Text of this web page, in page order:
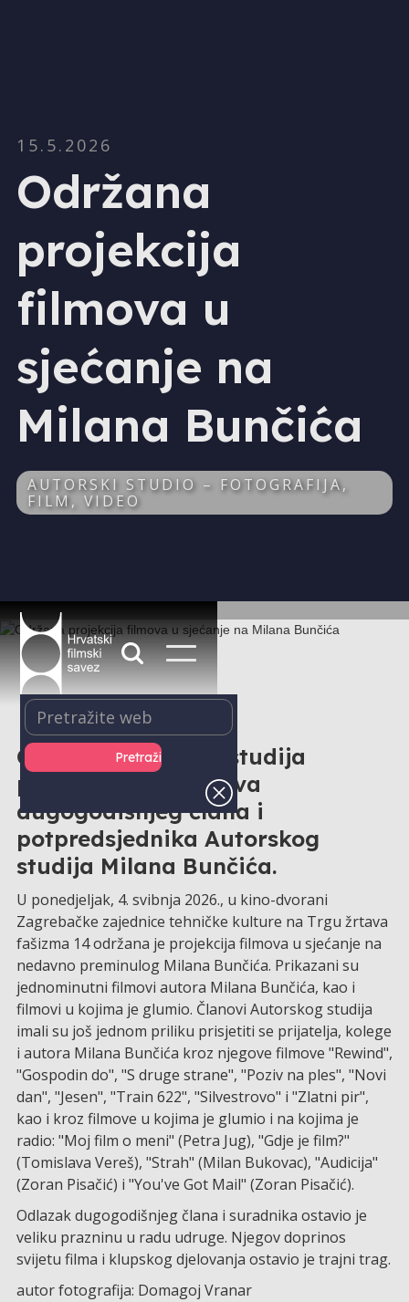
15.5.2026
Održana
projekcija
filmova u
sjećanje na
Milana Bunčića
AUTORSKI STUDIO – FOTOGRAFIJA,
FILM, VIDEO
Članovi Autorskog studija
prisjetili su se filmova
dugogodišnjeg člana i
potpredsjednika Autorskog
studija Milana Bunčića.
U ponedjeljak, 4. svibnja 2026., u kino-dvorani
Zagrebačke zajednice tehničke kulture na Trgu žrtava
fašizma 14 održana je projekcija filmova u sjećanje na
nedavno preminulog Milana Bunčića. Prikazani su
jednominutni filmovi autora Milana Bunčića, kao i
filmovi u kojima je glumio. Članovi Autorskog studija
imali su još jednom priliku prisjetiti se prijatelja, kolege
i autora Milana Bunčića kroz njegove filmove "Rewind",
"Gospodin do", "S druge strane", "Poziv na ples", "Novi
dan", "Jesen", "Train 622", "Silvestrovo" i "Zlatni pir",
kao i kroz filmove u kojima je glumio i na kojima je
radio: "Moj film o meni" (Petra Jug), "Gdje je film?"
(Tomislava Vereš), "Strah" (Milan Bukovac), "Audicija"
(Zoran Pisačić) i "You've Got Mail" (Zoran Pisačić).
Odlazak dugogodišnjeg člana i suradnika ostavio je
veliku prazninu u radu udruge. Njegov doprinos
svijetu filma i klupskog djelovanja ostavio je trajni trag.
autor fotografija: Domagoj Vranar